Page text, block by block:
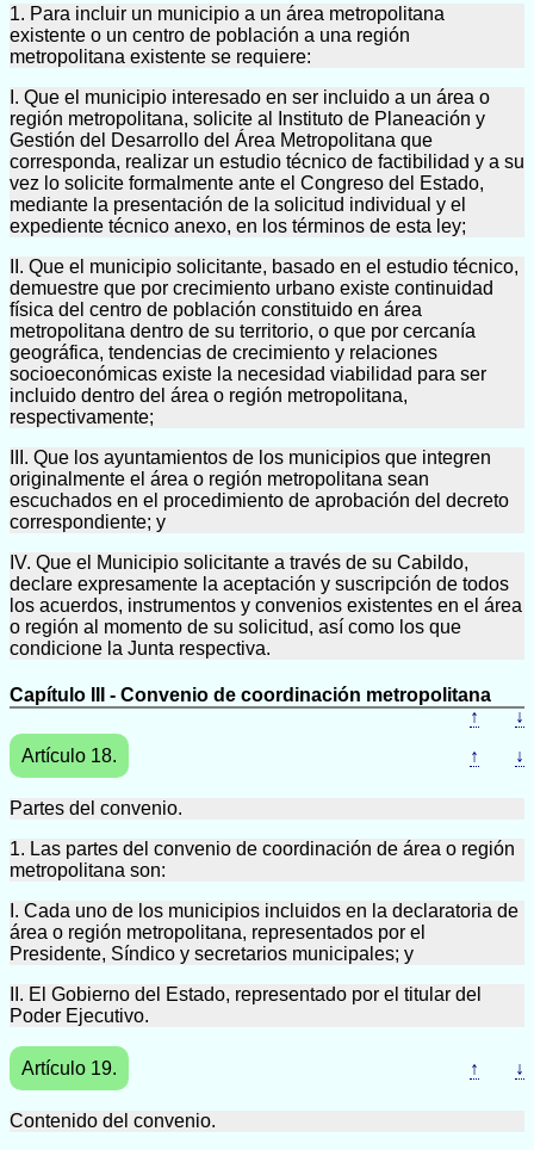
1. Para incluir un municipio a un área metropolitana
existente o un centro de población a una región
metropolitana existente se requiere:
I. Que el municipio interesado en ser incluido a un área o
región metropolitana, solicite al Instituto de Planeación y
Gestión del Desarrollo del Área Metropolitana que
corresponda, realizar un estudio técnico de factibilidad y a su
vez lo solicite formalmente ante el Congreso del Estado,
mediante la presentación de la solicitud individual y el
expediente técnico anexo, en los términos de esta ley;
II. Que el municipio solicitante, basado en el estudio técnico,
demuestre que por crecimiento urbano existe continuidad
física del centro de población constituido en área
metropolitana dentro de su territorio, o que por cercanía
geográfica, tendencias de crecimiento y relaciones
socioeconómicas existe la necesidad viabilidad para ser
incluido dentro del área o región metropolitana,
respectivamente;
III. Que los ayuntamientos de los municipios que integren
originalmente el área o región metropolitana sean
escuchados en el procedimiento de aprobación del decreto
correspondiente; y
IV. Que el Municipio solicitante a través de su Cabildo,
declare expresamente la aceptación y suscripción de todos
los acuerdos, instrumentos y convenios existentes en el área
o región al momento de su solicitud, así como los que
condicione la Junta respectiva.
Capítulo III - Convenio de coordinación metropolitana
↑
↓
Artículo 18.
↑ ↓
Partes del convenio.
1. Las partes del convenio de coordinación de área o región
metropolitana son:
I. Cada uno de los municipios incluidos en la declaratoria de
área o región metropolitana, representados por el
Presidente, Síndico y secretarios municipales; y
II. El Gobierno del Estado, representado por el titular del
Poder Ejecutivo.
Artículo 19. ↑ ↓
Contenido del convenio.